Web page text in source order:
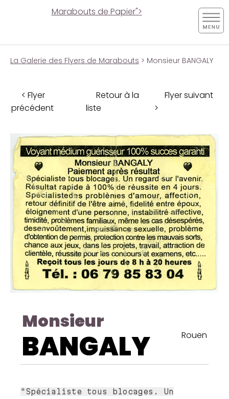
Marabouts de Papier">
La Galerie des Flyers de Marabouts > Monsieur BANGALY
< Flyer
précédent
Retour à la
liste
Flyer suivant
>
Monsieur
BANGALY Rouen
"Spécialiste tous blocages. Un